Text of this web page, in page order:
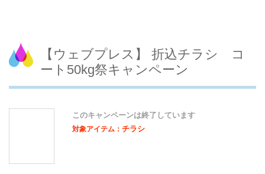
【ウェブプレス】 折込チラシ コ
ート50kg祭キャンペーン
このキャンペーンは終了しています
対象アイテム： チラシ